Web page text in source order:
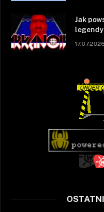
Jak
17.07.2026